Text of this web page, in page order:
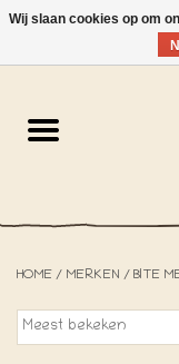
NL-EN
De Winkel
HOME / MERKEN / BITE
Wij slaan cookies op om